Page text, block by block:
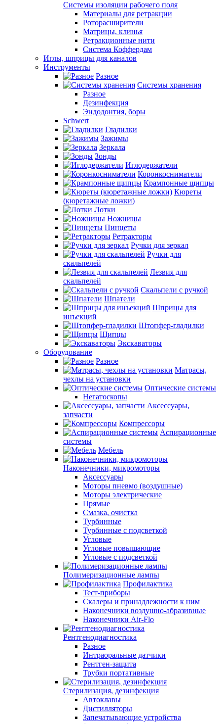
Системы изоляции рабочего поля
Материалы для ретракции
Роторасширители
Матрицы, клинья
Ретракционные нити
Система Коффердам
Иглы, шприцы для каналов
Инструменты
Разное
Системы хранения
Разное
Дезинфекция
Эндодонтия, боры
Schwert
Гладилки
Зажимы
Зеркала
Зонды
Иглодержатели
Коронкосниматели
Крампонные щипцы
Кюреты
(кюретажные ложки)
Лотки
Ножницы
Пинцеты
Ретракторы
Ручки для зеркал
Ручки для
скальпелей
Лезвия для
скальпелей
Скальпели с ручкой
Шпатели
Шприцы для
инъекций
Штопфер-гладилки
Щипцы
Экскаваторы
Оборудование
Разное
Матрасы,
чехлы на установки
Оптические системы
Негатоскопы
Аксессуары,
запчасти
Компрессоры
Аспирационные
системы
Мебель
Наконечники, микромоторы
Аксессуары
Моторы пневмо (воздушные)
Моторы электрические
Прямые
Смазка, очистка
Турбинные
Турбинные с подсветкой
Угловые
Угловые повышающие
Угловые с подсветкой
Полимеризационные лампы
Профилактика
Тест-приборы
Скалеры и принадлежности к ним
Наконечники воздушно-абразивные
Наконечники Air-Flo
Рентгенодиагностика
Разное
Интраоральные датчики
Рентген-защита
Трубки портативные
Стерилизация, дезинфекция
Автоклавы
Дистилляторы
Запечатывающие устройства